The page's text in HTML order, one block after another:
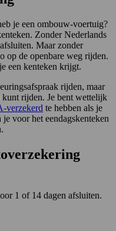
je een ombouw-voertuig?
Zonder Nederlands
Maar zonder
op de openbare weg rijden.
een kenteken krijgt.
rijden, maar
rijden. Je bent wettelijk
verzekerd te hebben als je
voor het eendagskenteken
1 of 14 dagen afsluiten.